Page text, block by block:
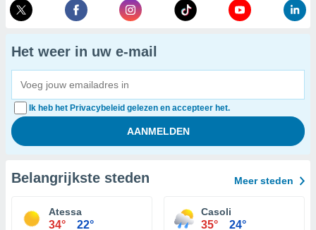
Het weer in uw e-mail
Ik heb het Privacybeleid gelezen en accepteer het.
Belangrijkste steden Meer steden
Atessa
34° 22°
Casoli
35° 24°